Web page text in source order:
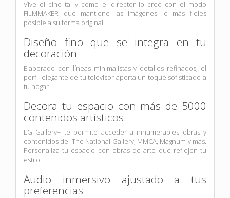
Vive el cine tal y como el director lo creó con el modo
FILMMAKER que mantiene las imágenes lo más fieles
posible a su forma original.
Diseño fino que se integra en tu
decoración
Elaborado con líneas minimalistas y detalles refinados, el
perfil elegante de tu televisor aporta un toque sofisticado a
tu hogar.
Decora tu espacio con más de 5000
contenidos artísticos
LG Gallery+ te permite acceder a innumerables obras y
contenidos de: The National Gallery, MMCA, Magnum y más.
Personaliza tu espacio con obras de arte que reflejen tu
estilo.
Audio inmersivo ajustado a tus
preferencias